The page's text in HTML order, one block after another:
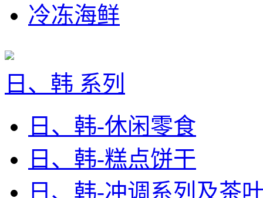
冷冻海鲜
日、韩 系列
日、韩-休闲零食
日、韩-糕点饼干
日、韩-冲调系列及茶